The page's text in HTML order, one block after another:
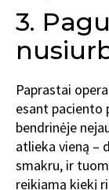
3.
Paprastai
esant paciento
bendrinėje
atlieka vieną –
smakru, ir
reikiamą kiekį